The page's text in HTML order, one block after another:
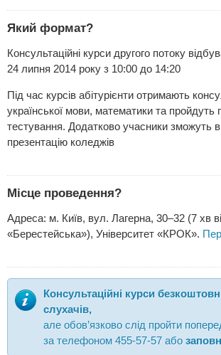
Який формат?
Консультаційні курси другого потоку
24 липня 2014 року з 10:00 до 14:20
Під час курсів абітурієнти отримають
української мови, математики та пройдуть
тестування. Додатково учасники зможуть
презентацію коледжів
Місце проведення?
Адреса: м. Київ, вул. Лагерна, 30–32 (7 хв
«Берестейська»), Університет «КРОК».
Консультаційні курси
слухачів,
але обов’язково слід пройти
за телефоном 455-57-57 або